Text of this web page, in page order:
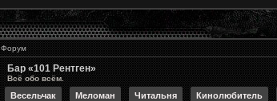
Форум
Бар «101 Рентген»
Всё обо всём.
Весельчак Меломан Читальня Кинолюбитель